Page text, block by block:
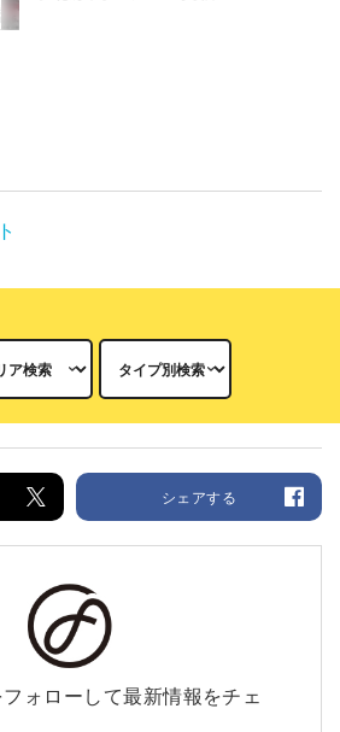
シェアする
ォローして最新情報をチェ